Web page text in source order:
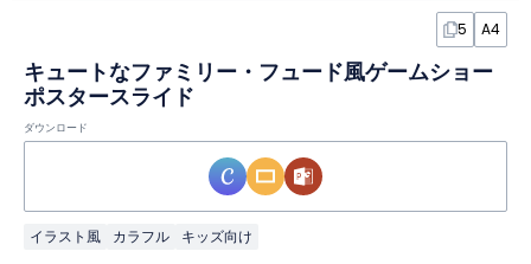
5 A4
キュートなファミリー・フュード風ゲームショー
ポスタースライド
ダウンロード
イラスト風 カラフル キッズ向け